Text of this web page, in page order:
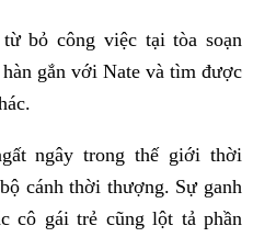
bỏ công việc tại tòa soạn
gắn với Nate và tìm được
ngây trong thế giới thời
cánh thời thượng. Sự ganh
cô gái trẻ cũng lột tả phần